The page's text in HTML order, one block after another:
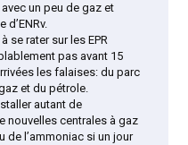
un peu de gaz et
se rater sur les EPR
pas avant 15
les falaises: du parc
et du pétrole.
autant de
nouvelles centrales à gaz
de l’ammoniac si un jour